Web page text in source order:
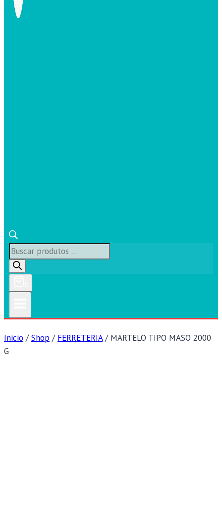
Búsqueda
de
productos
Inicio / Shop / FERRETERIA / MARTELO TIPO MASO 2000
G